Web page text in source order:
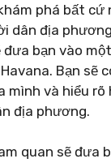
phá bất cứ
dân địa
bạn vào
Bạn sẽ
mình và hiểu rõ
địa phương.
quan sẽ đưa